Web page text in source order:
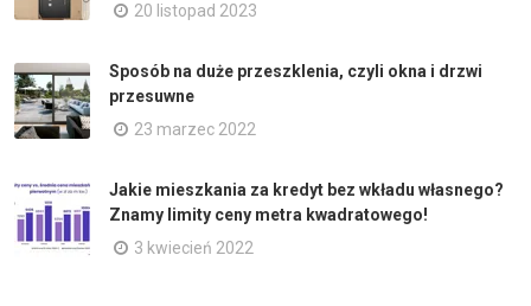
20 listopad 2023
Sposób na duże przeszklenia, czyli okna i drzwi
przesuwne
23 marzec 2022
Jakie mieszkania za kredyt bez wkładu własnego?
Znamy limity ceny metra kwadratowego!
3 kwiecień 2022